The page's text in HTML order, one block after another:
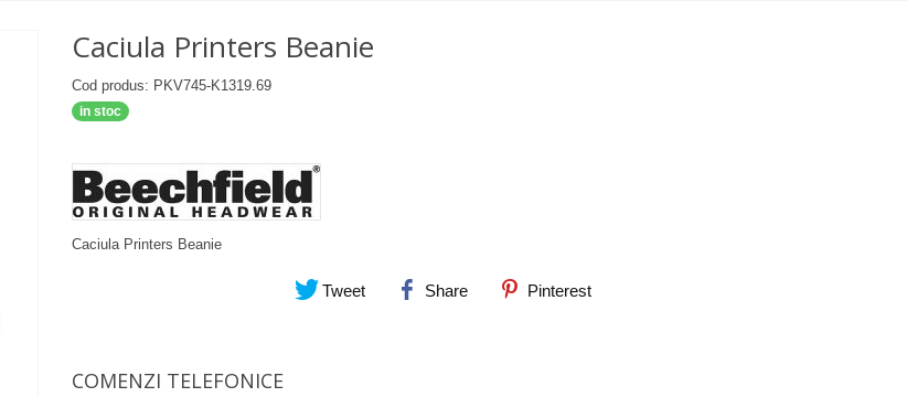
Caciula Printers Beanie
Cod produs: PKV745-K1319.69
in stoc
Caciula Printers Beanie
Tweet Share Pinterest
COMENZI TELEFONICE